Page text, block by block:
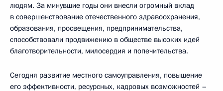
людям. За минувшие годы они внесли огромный вклад
в совершенствование отечественного здравоохранения,
образования, просвещения, предпринимательства,
способствовали продвижению в обществе высоких идей
благотворительности, милосердия и попечительства.
Сегодня развитие местного самоуправления, повышение
его эффективности, ресурсных, кадровых возможностей –